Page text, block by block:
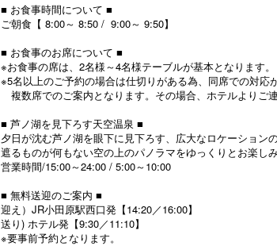
■ お食事時間について ■
ご朝食【 8:00～ 8:50 / 9:00～ 9:50】
■ お食事のお席について ■
※お食事の席は、2名様～4名様テーブルが基本となります。
※5名以上のご予約の場合は仕切りがある為、同席での対応
複数席でのご案内となります。その場合、ホテルよりご
■ 芦ノ湖を見下ろす天空温泉 ■
夕日が沈む芦ノ湖を眼下に見下ろす、広大なロケーション
遮るものが何もない空の上のパノラマをゆっくりとお楽しみ
営業時間/15:00～24:00 / 5:00～10:00
■ 無料送迎のご案内 ■
迎え）JR小田原駅西口発【14:20／16:00】
送り) ホテル発【9:30／11:10】
※要事前予約となります。